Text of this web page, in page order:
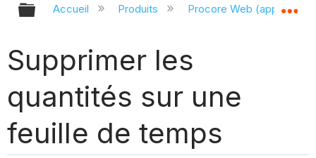
Développer/réduire la hiérarchie
Accueil Produits Procore Web
Supprimer les
quantités sur une
feuille de temps